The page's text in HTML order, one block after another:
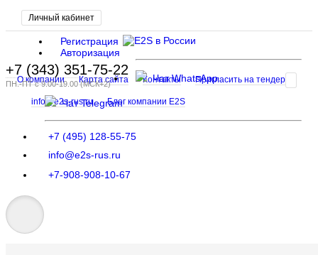
Личный кабинет
Регистрация
Авторизация
О компании Карта сайта Контакты Пригласить на тендер
info@e2s-rus.ru Блог компании E2S
+7 (343) 351-75-22
ПН.-ПТ с 9.00-19.00 (МСК+2)
Чат WhatsApp
Чат Telegram
+7 (495) 128-55-75
info@e2s-rus.ru
+7-908-908-10-67